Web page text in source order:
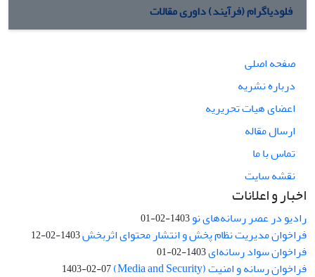
فلودیاگرام (فرآیند) داوری مقالات
صفحه اصلی
درباره نشریه
اعضای هیات تحریریه
ارسال مقاله
تماس با ما
نقشه سایت
اخبار و اعلانات
رادیو در عصر رسانه‌های نو1403-02-01
فراخوان مدیریت نظام پخش و انتشار محتوای اثربخش1403-02-12
فراخوان سواد رسانه‌ای1403-02-01
فراخوان رسانه و امنیت (Media and Security) 1403-02-07